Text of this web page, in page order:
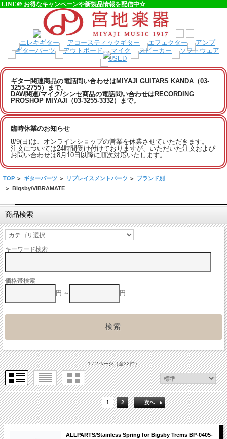
LINE＠ お得なキャンペーンや新製品情報を配信中☆
ギター関連商品の電話問い合わせはMIYAJI GUITARS KANDA（03-
3255-2755）まで。
DAW関連/マイク/シンセ商品の電話問い合わせはRECORDING
PROSHOP MIYAJI（03-3255-3332）まで。
臨時休業のお知らせ
8/9(日)は、オンラインショップの営業を休業させていただきます。
注文については24時間受け付けておりますが、いただいた注文および
お問い合わせは8月10日以降に順次対応いたします。
TOP > ギターパーツ > リプレイスメントパーツ > ブランド別
> Bigsby/VIBRAMATE
商品検索
キーワード検索
価格帯検索
円 ～
円
1 / 2ページ（全32件）
1 2 次へ
ALLPARTS/Stainless Spring for Bigsby Trems BP-0405-